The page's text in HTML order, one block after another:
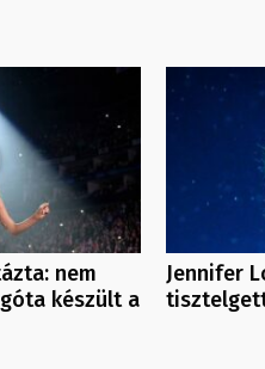
nem
készült a
Jennifer